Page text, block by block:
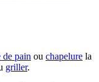
de pain ou chapelure la
griller.